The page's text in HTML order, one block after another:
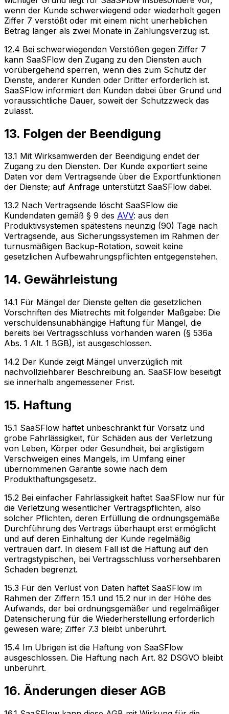
wenn der Kunde schwerwiegend oder wiederholt gegen
Ziffer 7 verstößt oder mit einem nicht unerheblichen
Betrag länger als zwei Monate in Zahlungsverzug ist.
12.4 Bei schwerwiegenden Verstößen gegen Ziffer 7
kann SaaSFlow den Zugang zu den Diensten auch
vorübergehend sperren, wenn dies zum Schutz der
Dienste, anderer Kunden oder Dritter erforderlich ist.
SaaSFlow informiert den Kunden dabei über Grund und
voraussichtliche Dauer, soweit der Schutzzweck das
zulässt.
13. Folgen der Beendigung
13.1 Mit Wirksamwerden der Beendigung endet der
Zugang zu den Diensten. Der Kunde exportiert seine
Daten vor dem Vertragsende über die Exportfunktionen
der Dienste; auf Anfrage unterstützt SaaSFlow dabei.
13.2 Nach Vertragsende löscht SaaSFlow die
Kundendaten gemäß § 9 des AVV: aus den
Produktivsystemen spätestens neunzig (90) Tage nach
Vertragsende, aus Sicherungssystemen im Rahmen der
turnusmäßigen Backup-Rotation, soweit keine
gesetzlichen Aufbewahrungspflichten entgegenstehen.
14. Gewährleistung
14.1 Für Mängel der Dienste gelten die gesetzlichen
Vorschriften des Mietrechts mit folgender Maßgabe: Die
verschuldensunabhängige Haftung für Mängel, die
bereits bei Vertragsschluss vorhanden waren (§ 536a
Abs. 1 Alt. 1 BGB), ist ausgeschlossen.
14.2 Der Kunde zeigt Mängel unverzüglich mit
nachvollziehbarer Beschreibung an. SaaSFlow beseitigt
sie innerhalb angemessener Frist.
15. Haftung
15.1 SaaSFlow haftet unbeschränkt für Vorsatz und
grobe Fahrlässigkeit, für Schäden aus der Verletzung
von Leben, Körper oder Gesundheit, bei arglistigem
Verschweigen eines Mangels, im Umfang einer
übernommenen Garantie sowie nach dem
Produkthaftungsgesetz.
15.2 Bei einfacher Fahrlässigkeit haftet SaaSFlow nur für
die Verletzung wesentlicher Vertragspflichten, also
solcher Pflichten, deren Erfüllung die ordnungsgemäße
Durchführung des Vertrags überhaupt erst ermöglicht
und auf deren Einhaltung der Kunde regelmäßig
vertrauen darf. In diesem Fall ist die Haftung auf den
vertragstypischen, bei Vertragsschluss vorhersehbaren
Schaden begrenzt.
15.3 Für den Verlust von Daten haftet SaaSFlow im
Rahmen der Ziffern 15.1 und 15.2 nur in der Höhe des
Aufwands, der bei ordnungsgemäßer und regelmäßiger
Datensicherung für die Wiederherstellung erforderlich
gewesen wäre; Ziffer 7.3 bleibt unberührt.
15.4 Im Übrigen ist die Haftung von SaaSFlow
ausgeschlossen. Die Haftung nach Art. 82 DSGVO bleibt
unberührt.
16. Änderungen dieser AGB